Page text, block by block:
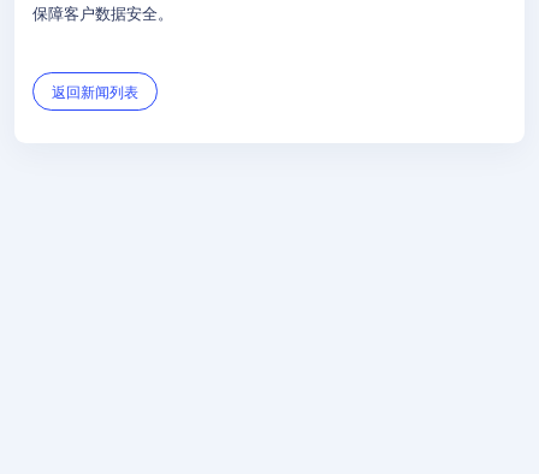
保障客户数据安全。
返回新闻列表